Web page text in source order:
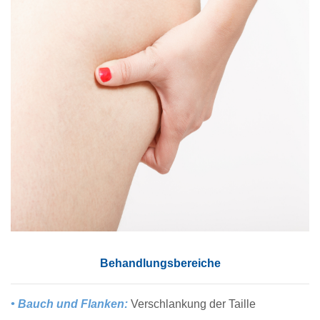
Behandlungsbereiche
• Bauch und Flanken: Verschlankung der Taille